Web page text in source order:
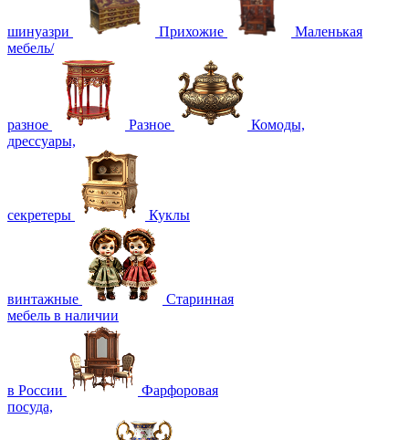
шинуазри Прихожие
Маленькая
мебель/
разное Разное
Комоды,
дрессуары,
секретеры Куклы
винтажные
Старинная
мебель в наличии
в России
Фарфоровая
посуда,